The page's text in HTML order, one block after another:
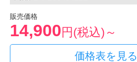
販売価格
14,900円(税込)～
価格表を見る